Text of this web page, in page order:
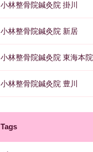
小林整骨院鍼灸院 掛川
小林整骨院鍼灸院 新居
小林整骨院鍼灸院 東海本院
小林整骨院鍼灸院 豊川
Tags